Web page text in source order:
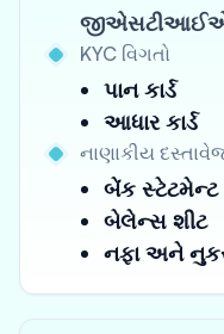
KYC વિગતો
પાન કાર્ડ
આધાર કાર્ડ
નાણાકીય
બેંક સ્ટેટમેન્ટ
બેલેન્સ શીટ
નફા અને